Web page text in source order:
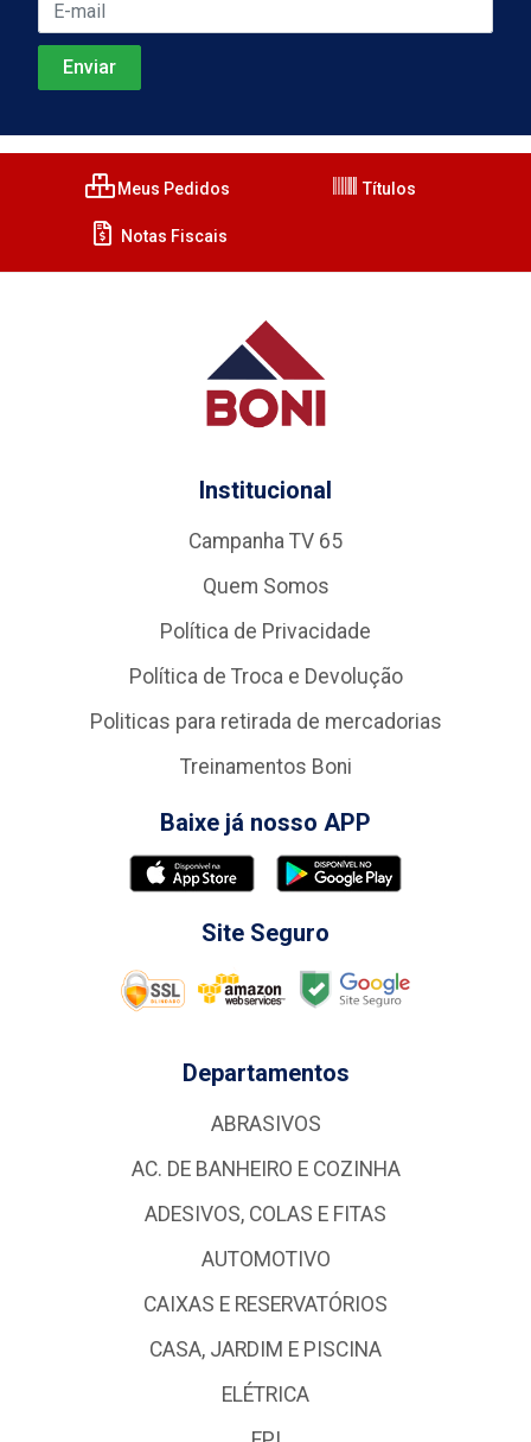
Meus Pedidos Títulos
Notas Fiscais
Institucional
Campanha TV 65
Quem Somos
Política de Privacidade
Política de Troca e Devolução
Politicas para retirada de mercadorias
Treinamentos Boni
Baixe já nosso APP
Site Seguro
Departamentos
ABRASIVOS
AC. DE BANHEIRO E COZINHA
ADESIVOS, COLAS E FITAS
AUTOMOTIVO
CAIXAS E RESERVATÓRIOS
CASA, JARDIM E PISCINA
ELÉTRICA